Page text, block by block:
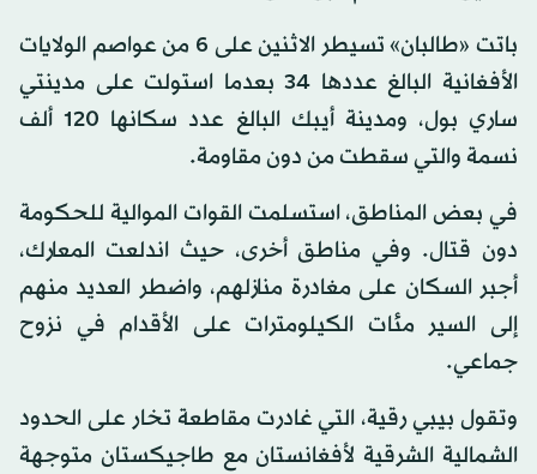
باتت «طالبان» تسيطر الاثنين على 6 من عواصم الولايات
الأفغانية البالغ عددها 34 بعدما استولت على مدينتي
ساري بول، ومدينة أيبك البالغ عدد سكانها 120 ألف
نسمة والتي سقطت من دون مقاومة.
في بعض المناطق، استسلمت القوات الموالية للحكومة
دون قتال. وفي مناطق أخرى، حيث اندلعت المعارك،
أجبر السكان على مغادرة منازلهم، واضطر العديد منهم
إلى السير مئات الكيلومترات على الأقدام في نزوح
جماعي.
وتقول بيبي رقية، التي غادرت مقاطعة تخار على الحدود
الشمالية الشرقية لأفغانستان مع طاجيكستان متوجهة